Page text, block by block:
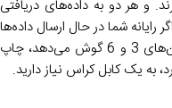
و هر دو به داده‌های دریافتی
اگر رایانه شما در حال ارسال داده‌ها
به پایه‌های 1 و 2 است و چاپگر شما به پین‌های 3 و 6 گوش می‌دهد، چاپ
به یک کابل کراس نیاز دارید.